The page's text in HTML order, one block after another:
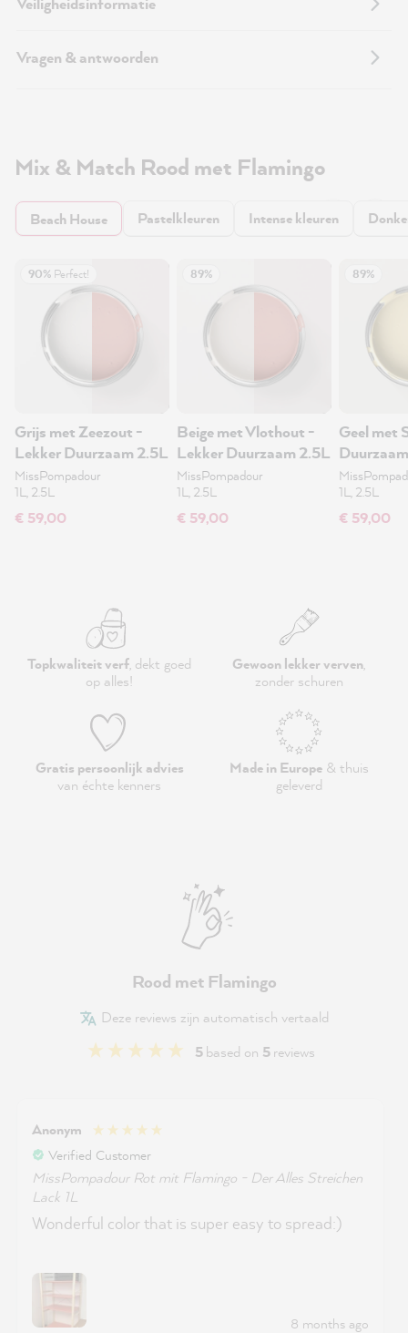
Vragen & antwoorden
Mix & Match Rood met Flamingo
Beach House Pastelkleuren Intense kleuren
90% Perfect!
Grijs met Zeezout -
Lekker Duurzaam 2.5L
MissPompadour
1L, 2.5L
€ 59,00
89%
Beige met Vlothout -
Lekker Duurzaam 2.5L
MissPompadour
1L, 2.5L
€ 59,00
89%
Geel met
1L, 2.5L
€ 59,00
Topkwaliteit verf, dekt goed
op alles!
Gewoon lekker verven,
zonder schuren
Gratis persoonlijk advies
van échte kenners
Made in Europe& thuis
geleverd
Rood met Flamingo
Deze reviews zijn automatisch vertaald
5based on 5reviews
Anonym
Verified Customer
MissPompadour Rot mit Flamingo - Der Alles Streichen
Lack 1L
Wonderful color that is super easy to spread:)
8 months ago